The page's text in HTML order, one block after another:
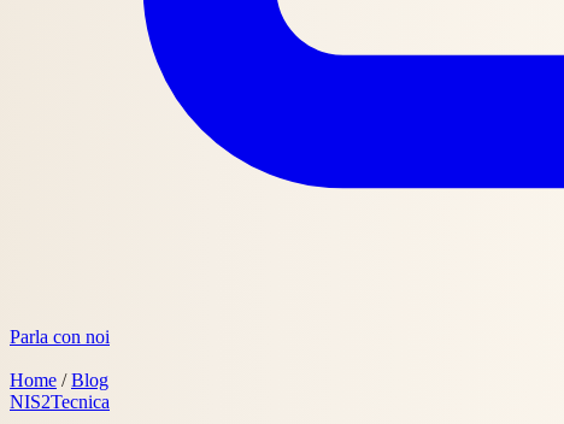
Parla con noi
Home / Blog
NIS2Tecnica